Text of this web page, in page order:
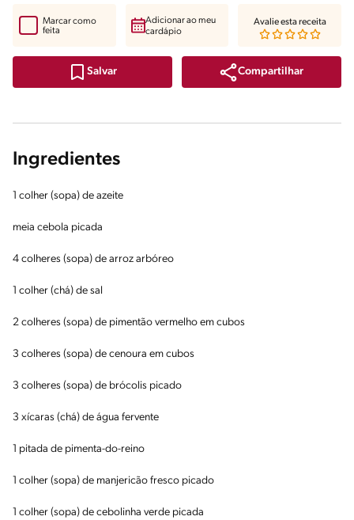
Salvar Compartilhar
Marcar como
feita
Adicionar ao meu
cardápio
Avalie esta receita
Ingredientes
1 colher (sopa) de azeite
meia cebola picada
4 colheres (sopa) de arroz arbóreo
1 colher (chá) de sal
2 colheres (sopa) de pimentão vermelho em cubos
3 colheres (sopa) de cenoura em cubos
3 colheres (sopa) de brócolis picado
3 xícaras (chá) de água fervente
1 pitada de pimenta-do-reino
1 colher (sopa) de manjericão fresco picado
1 colher (sopa) de cebolinha verde picada